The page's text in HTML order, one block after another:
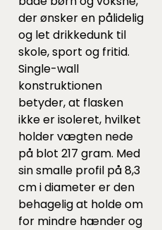
der ønsker en pålidelig
og let drikkedunk til
skole, sport og fritid.
Single-wall
konstruktionen
betyder, at flasken
ikke er isoleret, hvilket
holder vægten nede
på blot 217 gram. Med
sin smalle profil på 8,3
cm i diameter er den
behagelig at holde om
for mindre hænder og